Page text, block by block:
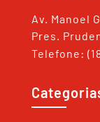
Av. Manoel
Pres.
Telefone: